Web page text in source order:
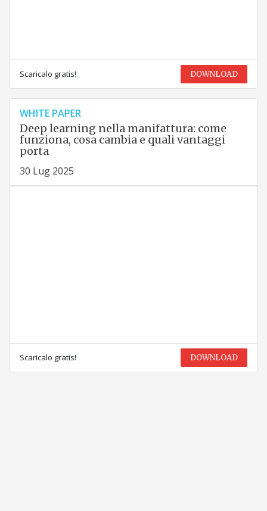
Scaricalo gratis! DOWNLOAD
WHITE PAPER
Deep learning nella manifattura: come
funziona, cosa cambia e quali vantaggi
porta
30 Lug 2025
Scaricalo gratis! DOWNLOAD